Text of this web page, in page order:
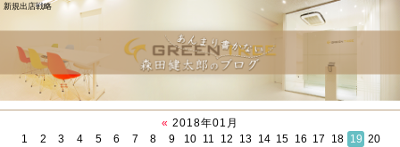
新規出店戦略
« 2018年01月
1
2 3 4 5 6 7 8 9 10 11 12 13 14 15 16 17 18 19 20